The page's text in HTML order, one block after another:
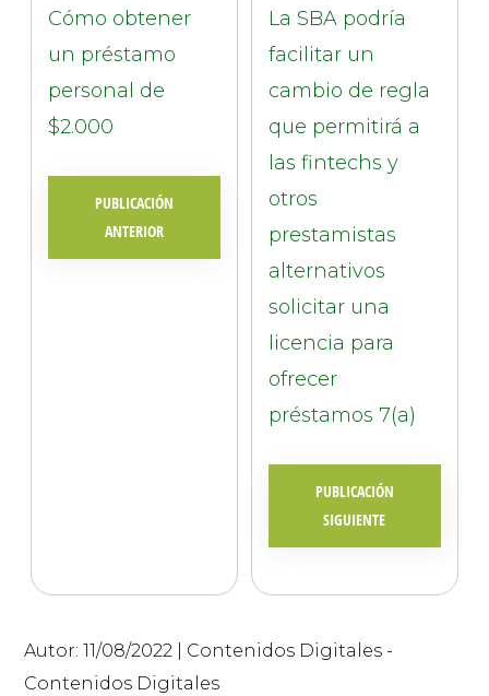
Cómo obtener
un préstamo
personal de
$2.000
PUBLICACIÓN
ANTERIOR
La SBA podría
facilitar un
cambio de regla
que permitirá a
las fintechs y
otros
prestamistas
alternativos
solicitar una
licencia para
ofrecer
préstamos 7(a)
PUBLICACIÓN
SIGUIENTE
Autor:11/08/2022 Contenidos Digitales -
Contenidos Digitales
© 2026 |
QUIENES SOMOS QUÉ NECESITAS PRENSA NOTICIAS